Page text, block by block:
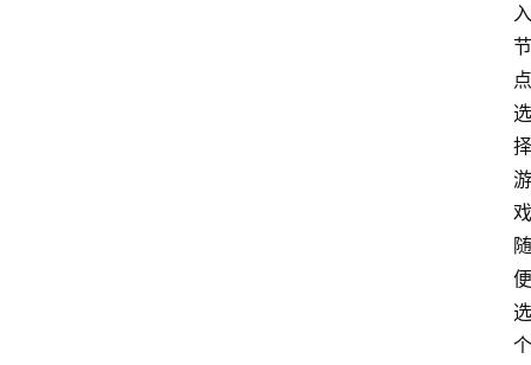
入
节
点
选
择
游
戏
随
便
选
个